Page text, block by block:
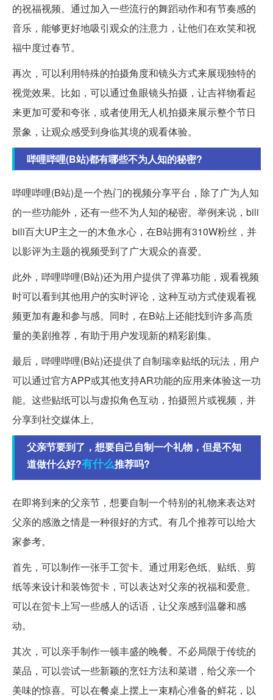
的祝福视频。通过加入一些流行的舞蹈动作和有节奏感的
音乐，能够更好地吸引观众的注意力，让他们在欢笑和祝
福中度过春节。
再次，可以利用特殊的拍摄角度和镜头方式来展现独特的
视觉效果。比如，可以通过鱼眼镜头拍摄，让吉祥物看起
来更加可爱和夸张，或者使用无人机拍摄来展示整个节日
景象，让观众感受到身临其境的观看体验。
哔哩哔哩(B站)都有哪些不为人知的秘密?
哔哩哔哩(B站)是一个热门的视频分享平台，除了广为人知
的一些功能外，还有一些不为人知的秘密。举例来说，bili
bili百大UP主之一的木鱼水心，在B站拥有310W粉丝，并
以影评为主题的视频受到了广大观众的喜爱。
此外，哔哩哔哩(B站)还为用户提供了弹幕功能，观看视频
时可以看到其他用户的实时评论，这种互动方式使观看视
频更加有趣和参与感。同时，在B站上还能找到许多高质
量的美剧推荐，有助于用户发现新的精彩剧集。
最后，哔哩哔哩(B站)还提供了自制瑞幸贴纸的玩法，用户
可以通过官方APP或其他支持AR功能的应用来体验这一功
能。这些贴纸可以与虚拟角色互动，拍摄照片或视频，并
分享到社交媒体上。
父亲节要到了，想要自己自制一个礼物，但是不知
道做什么好?有什么推荐吗?
在即将到来的父亲节，想要自制一个特别的礼物来表达对
父亲的感激之情是一种很好的方式。有几个推荐可以给大
家参考。
首先，可以制作一张手工贺卡。通过用彩色纸、贴纸、剪
纸等来设计和装饰贺卡，可以表达对父亲的祝福和爱意。
可以在贺卡上写一些感人的话语，让父亲感到温馨和感
动。
其次，可以亲手制作一顿丰盛的晚餐。不必局限于传统的
菜品，可以尝试一些新颖的烹饪方法和菜谱，给父亲一个
美味的惊喜。可以在餐桌上摆上一束精心准备的鲜花，以